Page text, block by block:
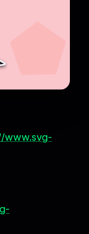
www.svg-